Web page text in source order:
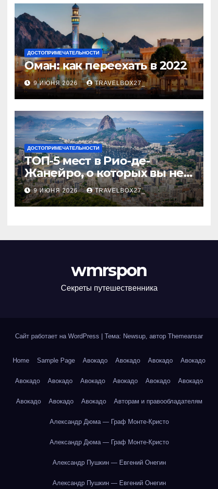
ДОСТОПРИМЕЧАТЕЛЬНОСТИ
Оман: как переехать в 2022
9 ИЮНЯ 2026 TRAVELBOX27_
ДОСТОПРИМЕЧАТЕЛЬНОСТИ
ТОП-5 мест в Рио-де-
Жанейро, о которых вы не
знали
9 ИЮНЯ 2026 TRAVELBOX27_
wmrspon
Секреты путешественника
Сайт работает на WordPress Тема: Newsup, автор Themeansar
Home Sample Page Авокадо Авокадо Авокадо Авокадо
Авокадо Авокадо Авокадо Авокадо Авокадо Авокадо
Авокадо Авокадо Авокадо Авторам и правообладателям
Александр Дюма — Граф Монте-Кристо
Александр Дюма — Граф Монте-Кристо
Александр Пушкин — Евгений Онегин
Александр Пушкин — Евгений Онегин